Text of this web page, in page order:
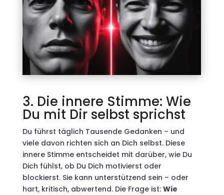
3. Die innere Stimme: Wie
Du mit Dir selbst sprichst
Du führst täglich Tausende Gedanken – und
viele davon richten sich an Dich selbst. Diese
innere Stimme entscheidet mit darüber, wie Du
Dich fühlst, ob Du Dich motivierst oder
blockierst. Sie kann unterstützend sein – oder
hart, kritisch, abwertend. Die Frage ist: Wie